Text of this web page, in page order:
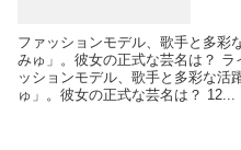
ファッションモデル、歌手と多彩
みゅ」。彼女の正式な芸名は？
ッションモデル、歌手と多彩な活
ゅ」。彼女の正式な芸名は？ 12...